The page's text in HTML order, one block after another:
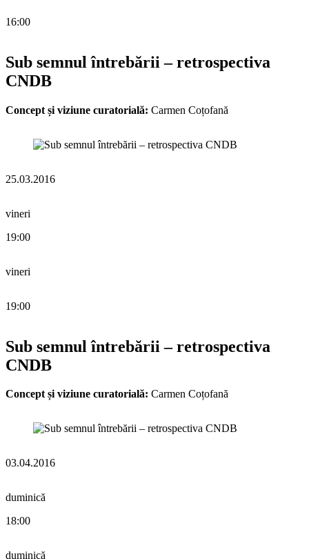
16:00
Sub semnul întrebării – retrospectiva
CNDB
Concept și viziune curatorială: Carmen Coțofană
25.03.2016
vineri
19:00
vineri
19:00
Sub semnul întrebării – retrospectiva
CNDB
Concept și viziune curatorială: Carmen Coțofană
03.04.2016
duminică
18:00
duminică